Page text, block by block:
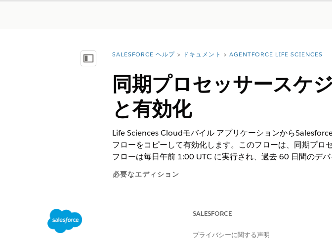
目次を表示詳細情報:
SALESFORCE ヘルプ ドキュメント AGENTFORCE LIFE SCIENCES
同期プロセッサースケ
と有効化
Life Sciences Cloudモバイル アプリケーションから
フローをコピーして有効化します。このフローは、同期プ
フローは毎日午前 1:00 UTC に実行され、過去 60 日間のデ
必要なエディション
使用可能なエディション: Life Sciences Cloud、Life Sciences
SALESFORCE
プライバシーに関する声明